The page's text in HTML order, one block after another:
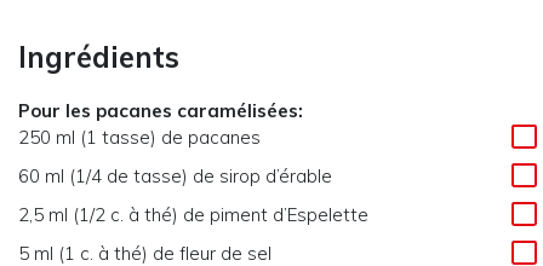
Ingrédients
Pour les pacanes caramélisées:
250 ml (1 tasse) de pacanes
60 ml (1/4 de tasse) de sirop d’érable
2,5 ml (1/2 c. à thé) de piment d’Espelette
5 ml (1 c. à thé) de fleur de sel